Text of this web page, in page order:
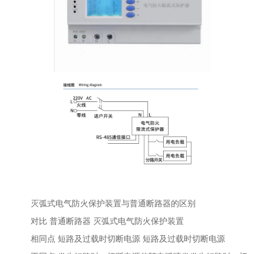
灭弧式电气防火保护装置与普通断路器的区别
对比 普通断路器 灭弧式电气防火保护装置
相同点 短路及过载时切断电源 短路及过载时切断电源